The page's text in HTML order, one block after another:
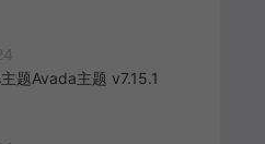
题Avada主题 v7.15.1